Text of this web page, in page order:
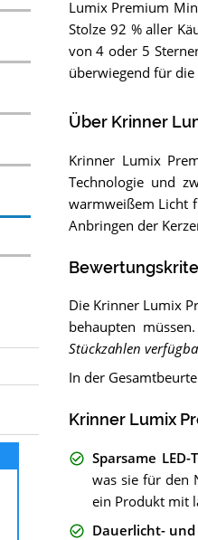
Lumix Premium
Stolze 92 % aller
von 4 oder 5
überwiegend für
Über Krinner
Krinner Lumix
Technologie und
warmweißem Licht
Anbringen der
Die Krinner Lumix
behaupten
Stückzahlen
In der
Krinner Lumix
Sparsame LED-
was sie für den
ein Produkt mit
Dauerlicht-